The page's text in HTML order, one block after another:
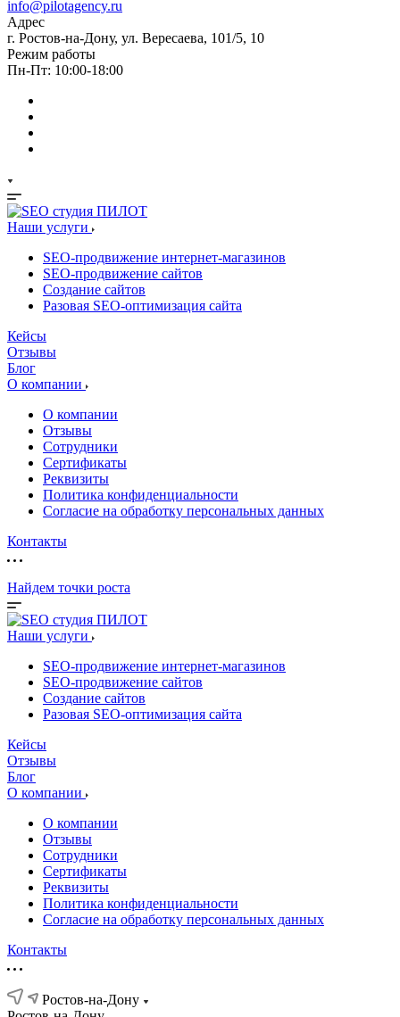
info@pilotagency.ru
Адрес
г. Ростов-на-Дону, ул. Вересаева, 101/5, 10
Режим работы
Пн-Пт: 10:00-18:00
Наши услуги
SEO-продвижение интернет-магазинов
SEO-продвижение сайтов
Создание сайтов
Разовая SEO-оптимизация сайта
Кейсы
Отзывы
Блог
О компании
О компании
Отзывы
Сотрудники
Сертификаты
Реквизиты
Политика конфиденциальности
Согласие на обработку персональных данных
Контакты
Найдем точки роста
Наши услуги
SEO-продвижение интернет-магазинов
SEO-продвижение сайтов
Создание сайтов
Разовая SEO-оптимизация сайта
Кейсы
Отзывы
Блог
О компании
О компании
Отзывы
Сотрудники
Сертификаты
Реквизиты
Политика конфиденциальности
Согласие на обработку персональных данных
Контакты
Ростов-на-Дону